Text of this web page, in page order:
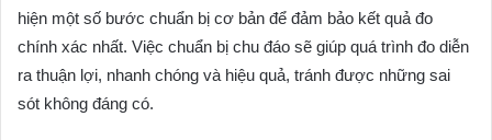
hiện một số bước chuẩn bị cơ bản để đảm bảo kết quả đo
chính xác nhất. Việc chuẩn bị chu đáo sẽ giúp quá trình đo diễn
ra thuận lợi, nhanh chóng và hiệu quả, tránh được những sai
sót không đáng có.